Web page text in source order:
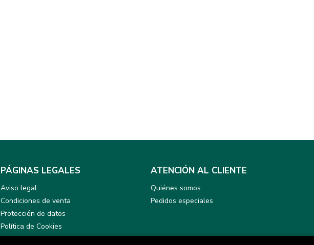
PÁGINAS LEGALES
Aviso legal
Condiciones de venta
Protección de datos
Política de Cookies
ATENCIÓN AL CLIENTE
Quiénes somos
Pedidos especiales